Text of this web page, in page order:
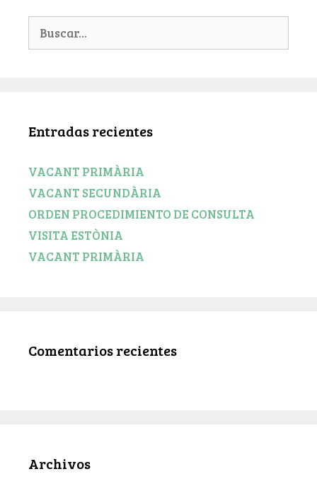
Entradas recientes
VACANT PRIMÀRIA
VACANT SECUNDÀRIA
ORDEN PROCEDIMIENTO DE CONSULTA
VISITA ESTÒNIA
VACANT PRIMÀRIA
Comentarios recientes
Archivos